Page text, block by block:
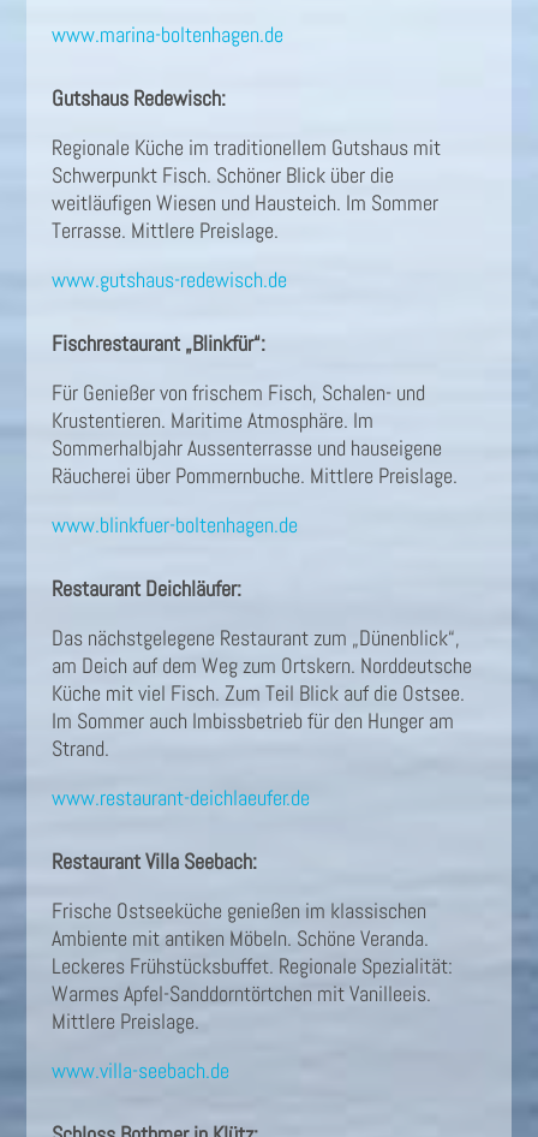
www.marina-boltenhagen.de
Gutshaus Redewisch:
Regionale Küche im traditionellem Gutshaus mit
Schwerpunkt Fisch. Schöner Blick über die
weitläufigen Wiesen und Hausteich. Im Sommer
Terrasse. Mittlere Preislage.
www.gutshaus-redewisch.de
Fischrestaurant „Blinkfür“:
Für Genießer von frischem Fisch, Schalen- und
Krustentieren. Maritime Atmosphäre. Im
Sommerhalbjahr Aussenterrasse und hauseigene
Räucherei über Pommernbuche. Mittlere Preislage.
www.blinkfuer-boltenhagen.de
Restaurant Deichläufer:
Das nächstgelegene Restaurant zum „Dünenblick“,
am Deich auf dem Weg zum Ortskern. Norddeutsche
Küche mit viel Fisch. Zum Teil Blick auf die Ostsee.
Im Sommer auch Imbissbetrieb für den Hunger am
Strand.
www.restaurant-deichlaeufer.de
Restaurant Villa Seebach:
Frische Ostseeküche genießen im klassischen
Ambiente mit antiken Möbeln. Schöne Veranda.
Leckeres Frühstücksbuffet. Regionale Spezialität:
Warmes Apfel-Sanddorntörtchen mit Vanilleeis.
Mittlere Preislage.
www.villa-seebach.de